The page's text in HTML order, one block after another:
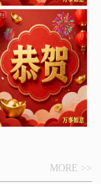
MORE >>